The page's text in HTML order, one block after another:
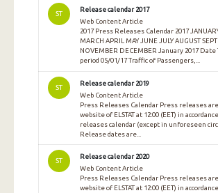
ST
Release calendar 2017
Web Content Article
2017 Press Releases Calendar 2017
MARCH APRIL MAY JUNE JULY AUGUST
NOVEMBER DECEMBER January 2017
period 05/01/17 Traffic of Passengers,...
ST
Release calendar 2019
Web Content Article
Press Releases Calendar Press releases
website of ELSTAT at 12:00 (EET) in
releases calendar (except in unforeseen
Release dates are...
ST
Release calendar 2020
Web Content Article
Press Releases Calendar Press releases
website of ELSTAT at 12:00 (EET) in